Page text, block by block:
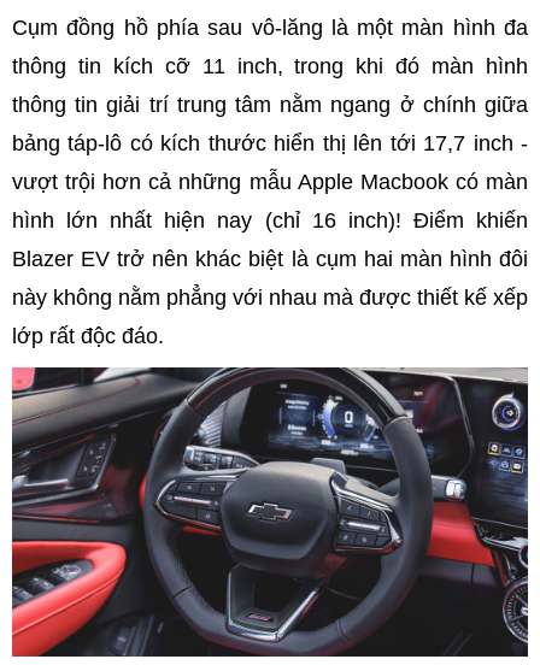
Cụm đồng hồ phía sau vô-lăng là một màn hình đa
thông tin kích cỡ 11 inch, trong khi đó màn hình
thông tin giải trí trung tâm nằm ngang ở chính giữa
bảng táp-lô có kích thước hiển thị lên tới 17,7 inch -
vượt trội hơn cả những mẫu Apple Macbook có màn
hình lớn nhất hiện nay (chỉ 16 inch)! Điểm khiến
Blazer EV trở nên khác biệt là cụm hai màn hình đôi
này không nằm phẳng với nhau mà được thiết kế xếp
lớp rất độc đáo.